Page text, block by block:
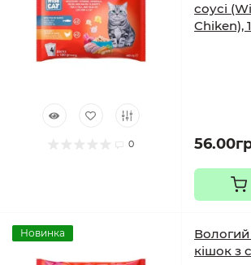
0
соусі
Chiken),
Новинка
кішок з